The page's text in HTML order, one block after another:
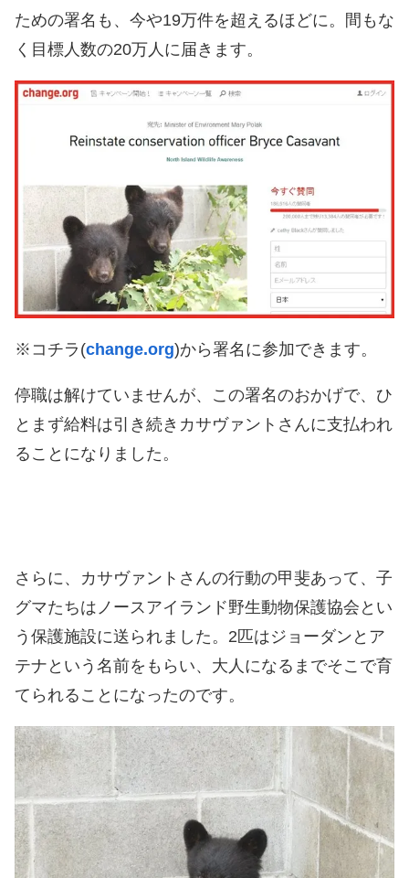
ための署名も、今や19万件を超えるほどに。間もな
く目標人数の20万人に届きます。
※コチラ(change.org)から署名に参加できます。
停職は解けていませんが、この署名のおかげで、ひ
とまず給料は引き続きカサヴァントさんに支払われ
ることになりました。
さらに、カサヴァントさんの行動の甲斐あって、子
グマたちはノースアイランド野生動物保護協会とい
う保護施設に送られました。2匹はジョーダンとア
テナという名前をもらい、大人になるまでそこで育
てられることになったのです。